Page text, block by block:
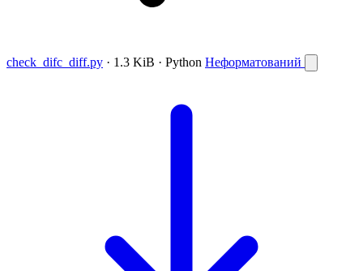
check_difc_diff.py · 1.3 KiB · Python Неформатований